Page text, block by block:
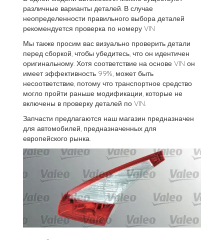
различные варианты деталей. В случае
неопределенности правильного выбора деталей
рекомендуется проверка по номеру VIN
Мы также просим вас визуально проверить детали
перед сборкой, чтобы убедитесь, что он идентичен
оригинальному. Хотя соответствие на основе VIN он
имеет эффективность 99%, может быть
несоответствие, потому что транспортное средство
могло пройти раньше модификации, которые не
включены в проверку деталей по VIN.
Запчасти предлагаются наш магазин предназначен
для автомобилей, предназначенных для
европейского рынка.